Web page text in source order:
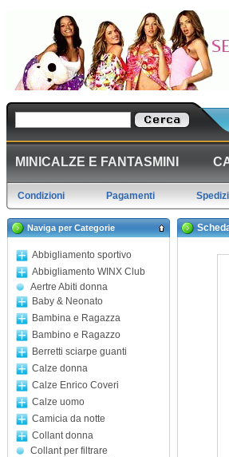
MINICALZE E FANTASMINI
Condizioni Pagamenti
Naviga per Categorie
Abbigliamento sportivo
Abbigliamento WINX Club
Aertre Abiti donna
Baby & Neonato
Bambina e Ragazza
Bambino e Ragazzo
Berretti sciarpe guanti
Calze donna
Calze Enrico Coveri
Calze uomo
Camicia da notte
Collant donna
Collant per filtrare